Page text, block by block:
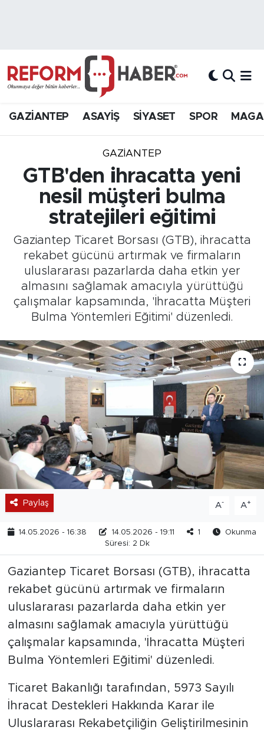
GAZİANTEP ASAYİŞ SİYASET SPOR
GAZIANTEP
GTB'den ihracatta yeni
nesil müşteri bulma
stratejileri eğitimi
Gaziantep Ticaret Borsası (GTB), ihracatta
rekabet gücünü artırmak ve firmaların
uluslararası pazarlarda daha etkin yer
almasını sağlamak amacıyla yürüttüğü
çalışmalar kapsamında, 'İhracatta Müşteri
Bulma Yöntemleri Eğitimi' düzenledi.
Paylaş A- A+
14.05.2026 - 16:38 14.05.2026 - 19:11 1
Okunma
Süresi: 2 Dk
Gaziantep Ticaret Borsası (GTB), ihracatta
rekabet gücünü artırmak ve firmaların
uluslararası pazarlarda daha etkin yer
almasını sağlamak amacıyla yürüttüğü
çalışmalar kapsamında, 'İhracatta Müşteri
Bulma Yöntemleri Eğitimi' düzenledi.
Ticaret Bakanlığı tarafından, 5973 Sayılı
İhracat Destekleri Hakkında Karar ile
Uluslararası Rekabetçiliğin Geliştirilmesinin
Hava Durumu
Süper Lig Puan Durumu ve Fikstür
Son Dakika Haberleri
Haber Arşivi